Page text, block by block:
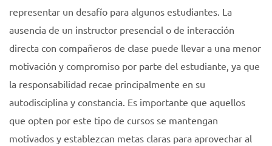
representar un desafío para algunos estudiantes. La
ausencia de un instructor presencial o de interacción
directa con compañeros de clase puede llevar a una menor
motivación y compromiso por parte del estudiante, ya que
la responsabilidad recae principalmente en su
autodisciplina y constancia. Es importante que aquellos
que opten por este tipo de cursos se mantengan
motivados y establezcan metas claras para aprovechar al